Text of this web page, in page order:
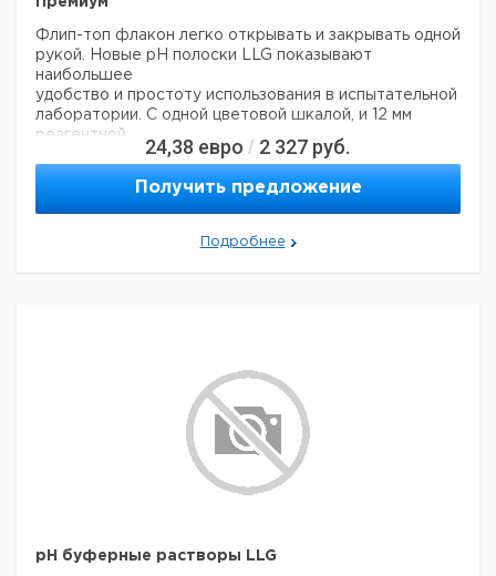
Флип-топ флакон легко открывать и закрывать одной
рукой. Новые рН полоски LLG показывают
наибольшее
удобство и простоту использования в испытательной
лаборатории. С одной цветовой шкалой, и 12 мм
реагентной
основой, эти универсальный рН полоски (0,0-14,0)
обычно находяться в каждой лаборатории.
- Соответствие одному цвету - цвета отдельных
цветовых полей не перекрываются между собой
- 12 мм индикаторная площадь для быстрого подбора,
но легко открывается одной рукой
нашей компании составляет 300 евро с ндс.
24,38 евро / 2 327 руб.
Получить предложение
Подробнее
pH буферные растворы LLG